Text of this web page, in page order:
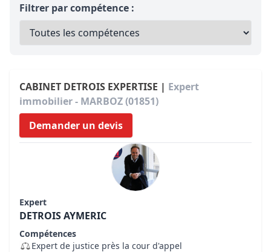
Filtrer par compétence :
CABINET DETROIS EXPERTISE | Expert
immobilier - MARBOZ (01851)
Demander un devis
Expert
DETROIS AYMERIC
Compétences
Expert de justice près la cour d'appel